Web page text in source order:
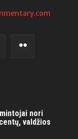
nori
valdžios